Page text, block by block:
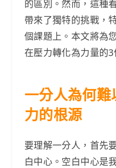
的區別。然而，這種
帶來了獨特的挑戰，
個課題上。本文將為
在壓力轉化為力量的3
一分人為何
力的根源
要理解一分人，首先
白中心。空白中心是